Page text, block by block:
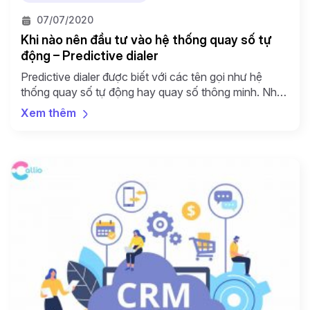
07/07/2020
Khi nào nên đầu tư vào hệ thống quay số tự
động – Predictive dialer
Predictive dialer được biết với các tên gọi như hệ
thống quay số tự động hay quay số thông minh. Nhờ
có predictive dialer mà đội ngũ bán hàng có thể đạt
được nhiều doanh số hơn, tiếp cận đối tượng rộng
Xem thêm